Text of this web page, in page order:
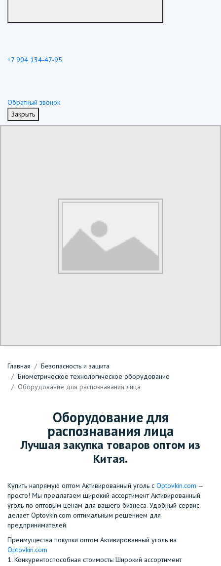
+7 904 134-47-95
Обратный звонок
Закрыть
Главная
Безопасность и защита
Биометрическое технологическое оборудование
Оборудование для распознавания лица
Оборудование для
распознавания лица
Лучшая закупка товаров оптом из
Китая.
Купить напрямую оптом Активированный уголь с Optovkin.com —
просто! Мы предлагаем широкий ассортимент Активированный
уголь по оптовым ценам для вашего бизнеса. Удобный сервис
делает Optovkin.com оптимальным решением для
предпринимателей.
Преимущества покупки оптом Активированный уголь на
Optovkin.com
1.⁠ ⁠Конкурентоспособная стоимость: Широкий ассортимент